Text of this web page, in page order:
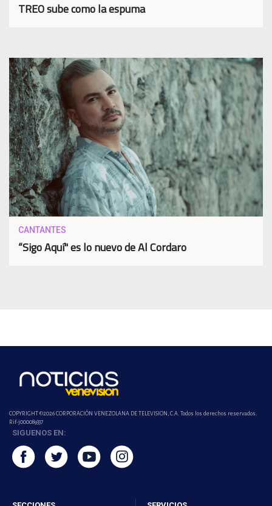
TREO sube como la espuma
CANTANTES
“Sigo Aquí" es lo nuevo de Al Cordaro
COPYRIGHT ©2026 CORPORACIÓN VENEZOLANA DE TELEVISION, C.A. Todos los derechos reservados.
Rif-j000089337
SIGUENOS EN: